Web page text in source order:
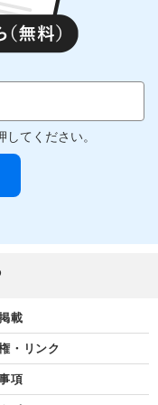
てください。
載
・リンク
項